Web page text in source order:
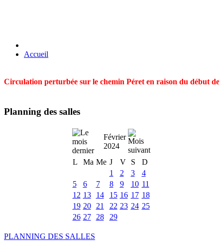
Accueil
Circulation perturbée sur le chemin Péret en raison du début
Planning des salles
Février
2024
L
Ma Me J V S
D
1
2 3
4
5
6 7 8 9 10 11
12 13 14 15 16 17 18
19 20 21 22 23 24 25
26 27 28 29
PLANNING DES SALLES